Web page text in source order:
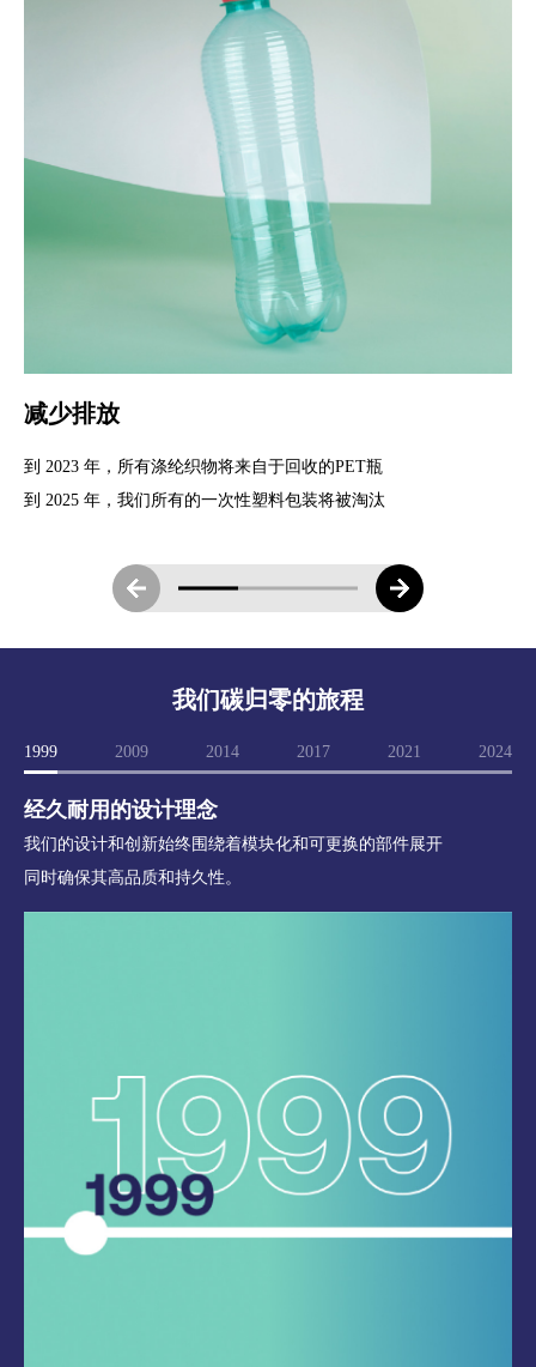
减少排放
到 2023 年，所有涤纶织物将来自于回收的PET瓶
到 2025 年，我们所有的一次性塑料包装将被淘汰
我们碳归零的旅程
1999 2009 2014 2017 2021 2024
经久耐用的设计理念
我们的设计和创新始终围绕着模块化和可更换的部件展开
同时确保其高品质和持久性。